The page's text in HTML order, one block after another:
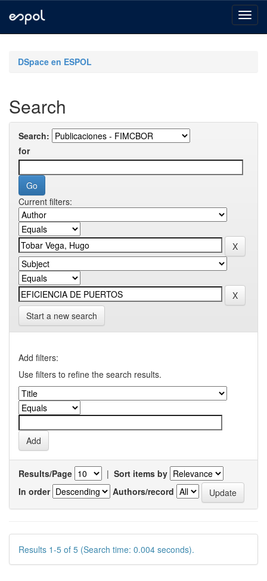
navigationDSpace en ESPOL
Search
Search:
for
Current filters:
Start a new search
Add filters:
Use filters to refine the search results.
Results/Page | Sort items by
In order
Authors/record
Results 1-5 of 5 (Search time: 0.004 seconds).